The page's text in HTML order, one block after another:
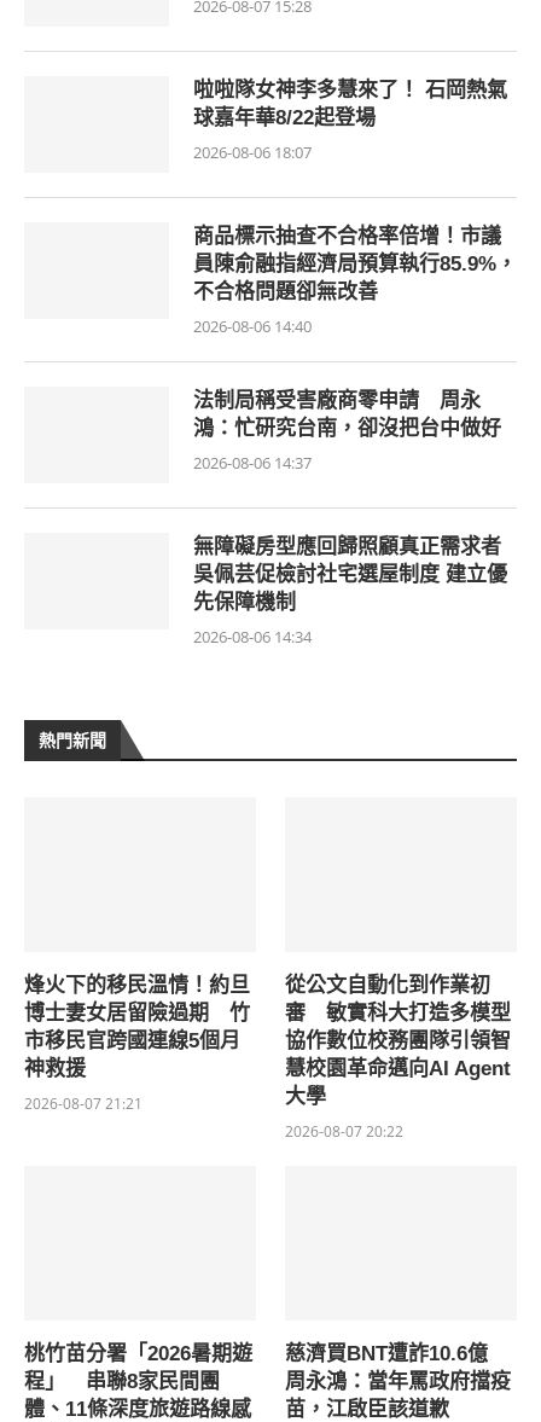
2026-08-07 15:28
啦啦隊女神李多慧來了！ 石岡熱氣
球嘉年華8/22起登場
2026-08-06 18:07
商品標示抽查不合格率倍增！市議
員陳俞融指經濟局預算執行85.9%，
不合格問題卻無改善
2026-08-06 14:40
法制局稱受害廠商零申請 周永
鴻：忙研究台南，卻沒把台中做好
2026-08-06 14:37
無障礙房型應回歸照顧真正需求者
吳佩芸促檢討社宅選屋制度 建立優
先保障機制
2026-08-06 14:34
熱門新聞
烽火下的移民溫情！約旦
博士妻女居留險過期 竹
市移民官跨國連線5個月
神救援
2026-08-07 21:21
從公文自動化到作業初
審 敏實科大打造多模型
協作數位校務團隊引領智
慧校園革命邁向AI Agent
大學
2026-08-07 20:22
桃竹苗分署「2026暑期遊
程」 串聯8家民間團
體、11條深度旅遊路線感
慈濟買BNT遭詐10.6億
周永鴻：當年罵政府擋疫
苗，江啟臣該道歉